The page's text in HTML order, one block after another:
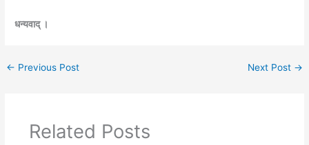
धन्यवाद् ।
← Previous Post Next Post →
Related Posts